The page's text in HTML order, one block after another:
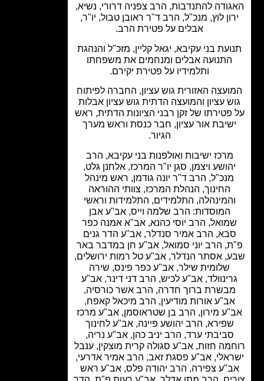
להתנדבות, הרב צפניה דרורי, נשיא,
לוץ, מנכ"ל, הרב ד"ר ראובן טבול, יו"ר,
אבלים על פטירת הרב.
בני עקיבא, יגאל קליין, מזכ"ל והנהגת
התנועה אבלים ומנחמים את משפחתו
ותלמידיו על פטירת יקירם.
האזורית גוש עציון, החברה לפיתוח
עציון והמועצה הדתית גוש עציון אבלות
של זקן רבני הציונות הדתית, ראש
אור עציון, חבר כנסת וראש מערך
מרכז ישיבות ואולפנות בני עקיבא, הרב
ויצמן, סגן יו"ר המרכז, אלחנן גלט,
הרב ד"ר יונה גודמן, ראש מינהל
החינוך, הנהלת המרכז, צוותי ההוראה
התלמידים, התלמידות וראשי
המוסדות: הרב שלמה וייס, אב"ע אבן
הרב יוסי כהנא, אב"א אמנה כפר
הרב אמיר סנדלר, אב"ע הדר גנים
הרב יוני סמואל, אב"ע חן במדבר באר
אסתר הנדלר, אב"ע טל רמות ירושלים,
שלומית שילר, אב"ע כפר פינס, שירה
אב"ע לכיש, הרב דני דינר, אב"ע
ברוך חדרה, הרב אשר כורסיה,
אורות מודיעין, הרב מיכאל קאפח,
מירון, הרב בן שטראוסמן, אב"ע מרכז
שפירא, הרב יהושע פיינה, אב"ע לחינוך
סביבתי ערד, הרב יניב כהן, אב"ע נריה,
חזות, אב"ע סגולה קרית מוצקין, ענבל
אב"ע פסגת זאב, הרב אמיר אדרעי,
צפירה, הרב יהודה פלס, אב"ע ראש